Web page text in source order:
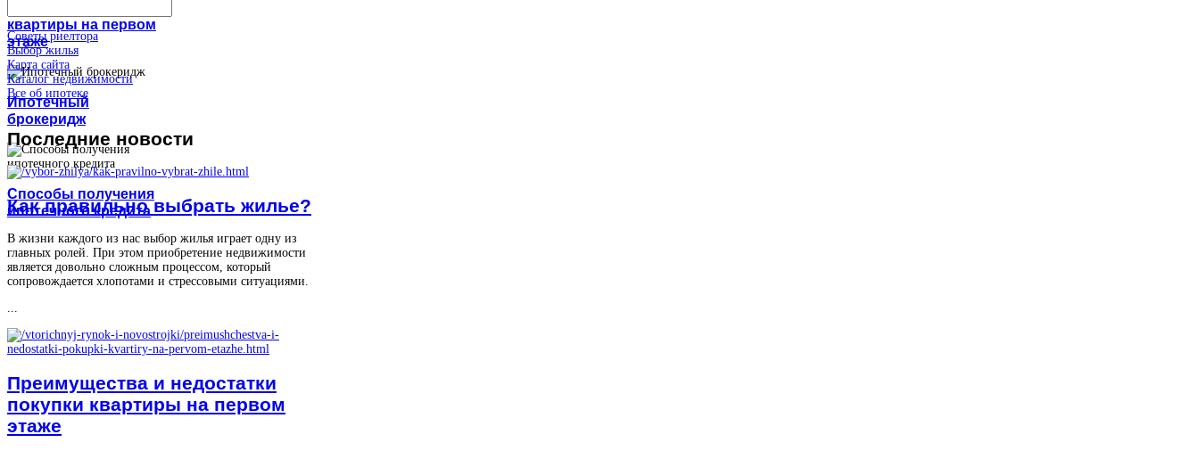
квартиры на первом
этаже
Ипотечный
брокеридж
Способы получения
ипотечного кредита
Советы риелтора
Выбор жилья
Карта сайта
Каталог недвижимости
Все об ипотеке
Последние новости
Как правильно выбрать жилье?
В жизни каждого из нас выбор жилья играет одну из
главных ролей. При этом приобретение недвижимости
является довольно сложным процессом, который
сопровождается хлопотами и стрессовыми ситуациями.
...
Преимущества и недостатки
покупки квартиры на первом
этаже